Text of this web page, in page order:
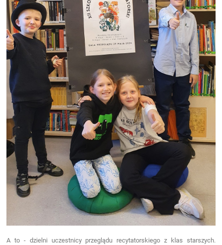
A to - dzielni uczestnicy przeglądu recytatorskiego z klas starszych.